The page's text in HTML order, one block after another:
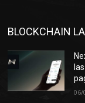
BLOCKCHAIN
06/